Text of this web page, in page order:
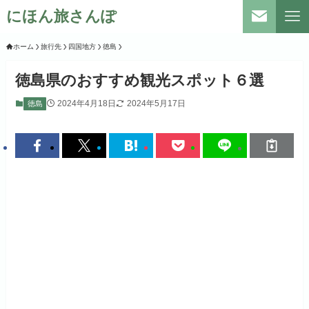
にほん旅さんぽ
ホーム 旅行先 四国地方 徳島
徳島県のおすすめ観光スポット６選
徳島 2024年4月18日 2024年5月17日